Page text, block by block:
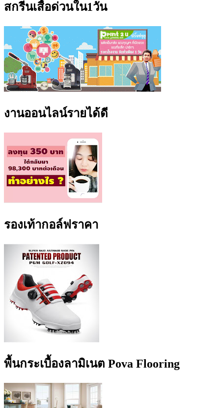
สกรีนเสื้อด่วนใน1วัน
งานออนไลน์รายได้ดี
รองเท้ากอล์ฟราคา
พื้นกระเบื้องลามิเนต Pova Flooring